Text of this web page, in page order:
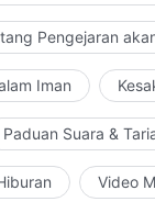
keras, bahkan
berkata bahwa
Pengejaran
Iman
Paduan Suara &
Video